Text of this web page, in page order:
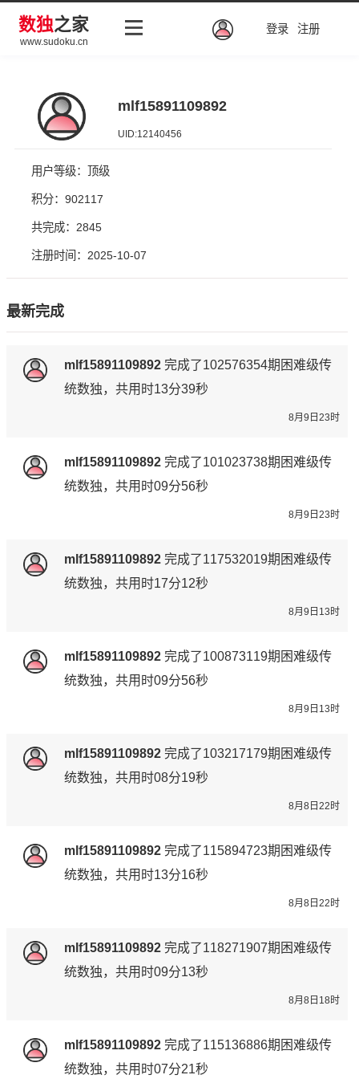
数独之家
www.sudoku.cn
登录 注册
mlf15891109892
UID:12140456
用户等级：顶级
积分：902117
共完成：2845
注册时间：2025-10-07
最新完成
mlf15891109892 完成了102576354期 困难级传
统数独，共用时13分39秒
8月9日23时
mlf15891109892 完成了101023738期 困难级传
统数独，共用时09分56秒
8月9日23时
mlf15891109892 完成了117532019期 困难级传
统数独，共用时17分12秒
8月9日13时
mlf15891109892 完成了100873119期 困难级传
统数独，共用时09分56秒
8月9日13时
mlf15891109892 完成了103217179期 困难级传
统数独，共用时08分19秒
8月8日22时
mlf15891109892 完成了115894723期 困难级传
统数独，共用时13分16秒
8月8日22时
mlf15891109892 完成了118271907期 困难级传
统数独，共用时09分13秒
8月8日18时
mlf15891109892 完成了115136886期 困难级传
统数独，共用时07分21秒